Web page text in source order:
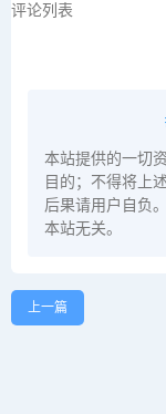
评论列表
本站提供的一切
目的；不得将上
后果请用户自负
本站无关。
上一篇